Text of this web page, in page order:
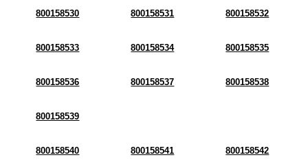
800158530 800158531 800158532
800158533 800158534 800158535
800158536 800158537 800158538
800158539
800158540 800158541 800158542